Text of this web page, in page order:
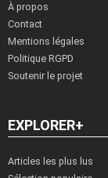
À propos
Contact
Mentions légales
Politique RGPD
Soutenir le projet
EXPLORER+
Articles les plus lus